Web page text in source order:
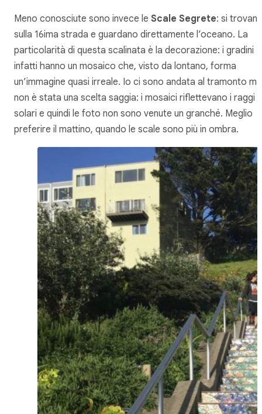
Meno conosciute sono invece le Scale Segrete: si
sulla 16ima strada e guardano direttamente l’oceano. La
particolarità di questa scalinata è la decorazione: i gradini
infatti hanno un mosaico che, visto da lontano, forma
un’immagine quasi irreale. Io ci sono andata al tramonto ma
non è stata una scelta saggia: i mosaici riflettevano i raggi
solari e quindi le foto non sono venute un granché. Meglio
preferire il mattino, quando le scale sono più in ombra.